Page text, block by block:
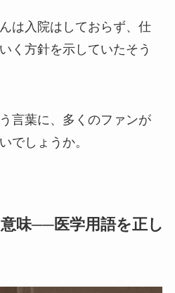
は入院はしておらず、仕
く方針を示していたそう
言葉に、多くのファンが
でしょうか。
味──医学用語を正し